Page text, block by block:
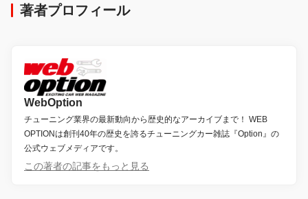
著者プロフィール
WebOption
チューニング業界の最新動向から歴史的なアーカイブまで！ WEB
OPTIONは創刊40年の歴史を誇るチューニングカー雑誌『Option』の
公式ウェブメディアです。
この著者の記事をもっと見る